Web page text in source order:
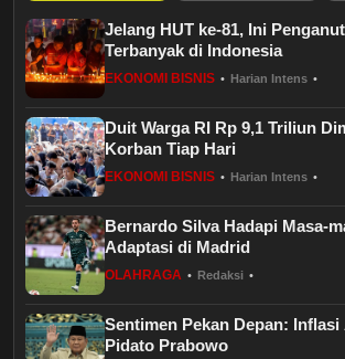
Teknologi
Pendidikan
Bursa
Hukum dan Kriminal
Kesehatan
Olahraga
Jelang HUT ke-81, Ini
Terbanyak di Indonesia
EKONOMI BISNIS • Harian Intens •
Duit Warga RI Rp 9,1 Triliun
Korban Tiap Hari
EKONOMI BISNIS • Harian Intens •
Bernardo Silva Hadapi Masa-
Adaptasi di Madrid
OLAHRAGA • Redaksi •
Sentimen Pekan Depan: Inflasi
Pidato Prabowo